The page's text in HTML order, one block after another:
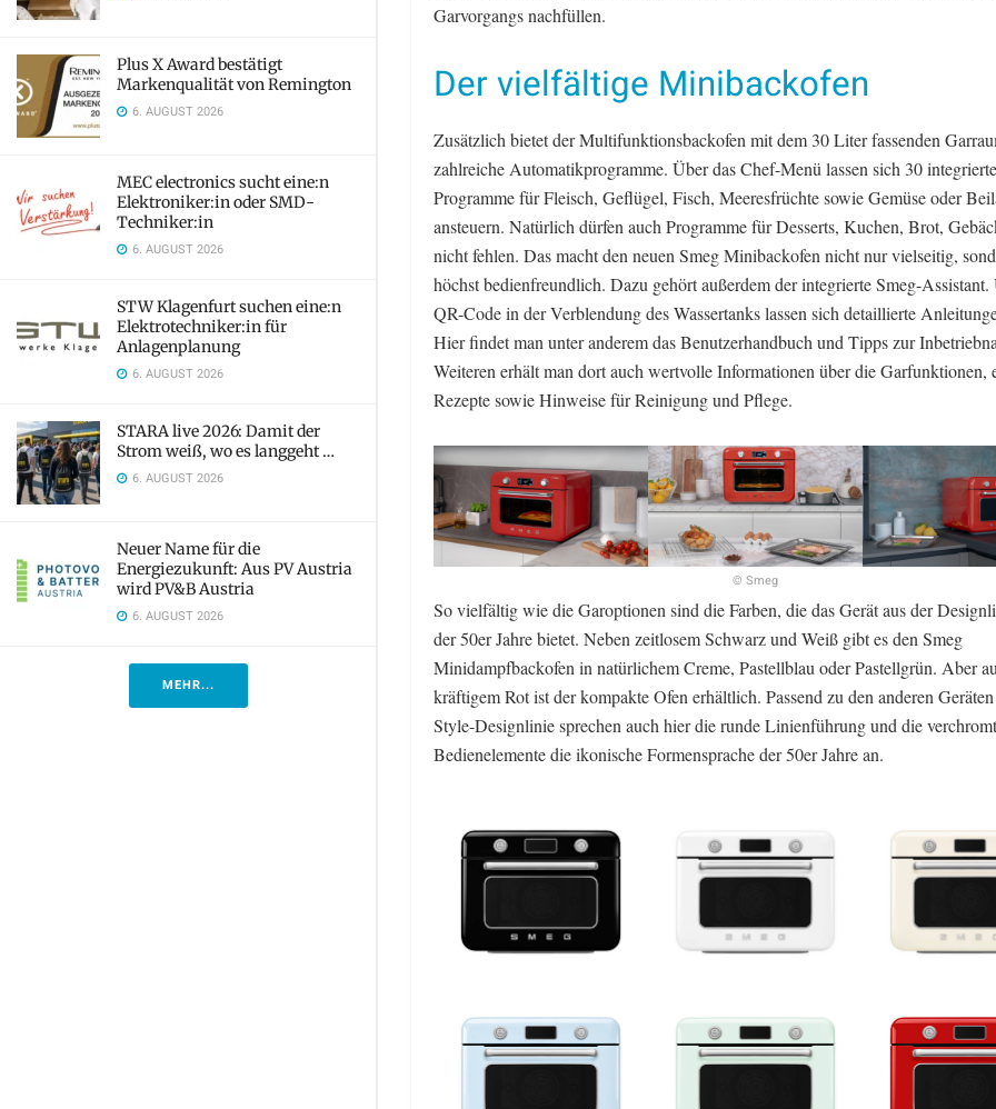
Plus X Award bestätigt
Markenqualität von Remington
6. AUGUST 2026
MEC electronics sucht eine:n
Elektroniker:in oder SMD-
Techniker:in
6. AUGUST 2026
STW Klagenfurt suchen eine:n
Elektrotechniker:in für
Anlagenplanung
6. AUGUST 2026
STARA live 2026: Damit der
Strom weiß, wo es langgeht …
6. AUGUST 2026
Neuer Name für die
Energiezukunft: Aus PV Austria
wird PV&B Austria
6. AUGUST 2026
MEHR...
Garvorgangs nachfüllen.
Der vielfältige Minibackofen
Zusätzlich bietet der Multifunktionsbackofen mit dem 30 Liter fassenden
zahlreiche Automatikprogramme. Über das Chef-Menü lassen sich 30 integrierte
Programme für Fleisch, Geflügel, Fisch, Meeresfrüchte sowie Gemüse oder
ansteuern. Natürlich dürfen auch Programme für Desserts, Kuchen, Brot,
nicht fehlen. Das macht den neuen Smeg Minibackofen nicht nur vielseitig,
höchst bedienfreundlich. Dazu gehört außerdem der integrierte Smeg-Assistant.
QR-Code in der Verblendung des Wassertanks lassen sich detaillierte
Hier findet man unter anderem das Benutzerhandbuch und Tipps zur
Weiteren erhält man dort auch wertvolle Informationen über die Garfunktionen,
Rezepte sowie Hinweise für Reinigung und Pflege.
© Smeg
So vielfältig wie die Garoptionen sind die Farben, die das Gerät aus der
der 50er Jahre bietet. Neben zeitlosem Schwarz und Weiß gibt es den Smeg
Minidampfbackofen in natürlichem Creme, Pastellblau oder Pastellgrün. Aber
kräftigem Rot ist der kompakte Ofen erhältlich. Passend zu den anderen Geräten
Style-Designlinie sprechen auch hier die runde Linienführung und die
Bedienelemente die ikonische Formensprache der 50er Jahre an.